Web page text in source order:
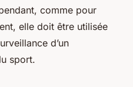
comme pour
elle doit être utilisée
d’un
sport.